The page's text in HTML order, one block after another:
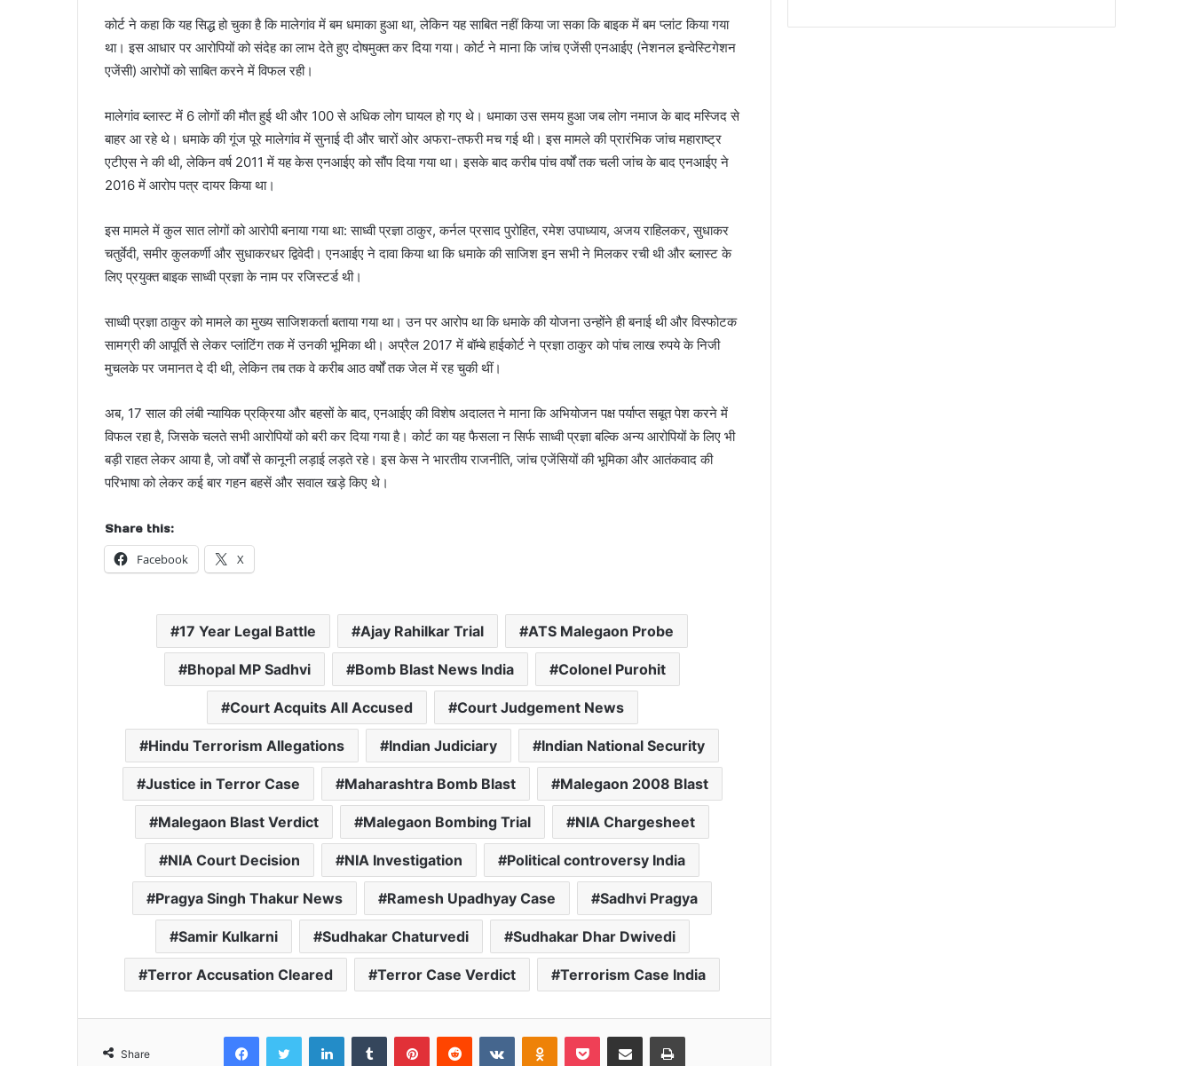
कोर्ट ने कहा कि यह सिद्ध हो चुका है कि मालेगांव में बम धमाका हुआ था, लेकिन यह साबित नहीं किया जा सका कि बाइक में बम प्लांट किया गया
था। इस आधार पर आरोपियों को संदेह का लाभ देते हुए दोषमुक्त कर दिया गया। कोर्ट ने माना कि जांच एजेंसी एनआईए (नेशनल इन्वेस्टिगेशन
एजेंसी) आरोपों को साबित करने में विफल रही।
मालेगांव ब्लास्ट में 6 लोगों की मौत हुई थी और 100 से अधिक लोग घायल हो गए थे। धमाका उस समय हुआ जब लोग नमाज के बाद मस्जिद से
बाहर आ रहे थे। धमाके की गूंज पूरे मालेगांव में सुनाई दी और चारों ओर अफरा-तफरी मच गई थी। इस मामले की प्रारंभिक जांच महाराष्ट्र
एटीएस ने की थी, लेकिन वर्ष 2011 में यह केस एनआईए को सौंप दिया गया था। इसके बाद करीब पांच वर्षों तक चली जांच के बाद एनआईए ने
2016 में आरोप पत्र दायर किया था।
इस मामले में कुल सात लोगों को आरोपी बनाया गया था: साध्वी प्रज्ञा ठाकुर, कर्नल प्रसाद पुरोहित, रमेश उपाध्याय, अजय राहिलकर, सुधाकर
चतुर्वेदी, समीर कुलकर्णी और सुधाकरधर द्विवेदी। एनआईए ने दावा किया था कि धमाके की साजिश इन सभी ने मिलकर रची थी और ब्लास्ट के
लिए प्रयुक्त बाइक साध्वी प्रज्ञा के नाम पर रजिस्टर्ड थी।
साध्वी प्रज्ञा ठाकुर को मामले का मुख्य साजिशकर्ता बताया गया था। उन पर आरोप था कि धमाके की योजना उन्होंने ही बनाई थी और विस्फोटक
सामग्री की आपूर्ति से लेकर प्लांटिंग तक में उनकी भूमिका थी। अप्रैल 2017 में बॉम्बे हाईकोर्ट ने प्रज्ञा ठाकुर को पांच लाख रुपये के निजी
मुचलके पर जमानत दे दी थी, लेकिन तब तक वे करीब आठ वर्षों तक जेल में रह चुकी थीं।
अब, 17 साल की लंबी न्यायिक प्रक्रिया और बहसों के बाद, एनआईए की विशेष अदालत ने माना कि अभियोजन पक्ष पर्याप्त सबूत पेश करने में
विफल रहा है, जिसके चलते सभी आरोपियों को बरी कर दिया गया है। कोर्ट का यह फैसला न सिर्फ साध्वी प्रज्ञा बल्कि अन्य आरोपियों के लिए भी
बड़ी राहत लेकर आया है, जो वर्षों से कानूनी लड़ाई लड़ते रहे। इस केस ने भारतीय राजनीति, जांच एजेंसियों की भूमिका और आतंकवाद की
परिभाषा को लेकर कई बार गहन बहसें और सवाल खड़े किए थे।
Share this:
Facebook X
17 Year Legal Battle Ajay Rahilkar Trial ATS Malegaon Probe
Bhopal MP Sadhvi Bomb Blast News India Colonel Purohit
Court Acquits All Accused Court Judgement News
Hindu Terrorism Allegations Indian Judiciary Indian National Security
Justice in Terror Case Maharashtra Bomb Blast Malegaon 2008 Blast
Malegaon Blast Verdict Malegaon Bombing Trial NIA Chargesheet
NIA Court Decision NIA Investigation Political controversy India
Pragya Singh Thakur News Ramesh Upadhyay Case Sadhvi Pragya
Samir Kulkarni Sudhakar Chaturvedi Sudhakar Dhar Dwivedi
Terror Accusation Cleared Terror Case Verdict Terrorism Case India
Share
FacebookTwitter LinkedInTumblr PinterestReddit VKontakteOdnoklassniki
Pocket Share via Email Print